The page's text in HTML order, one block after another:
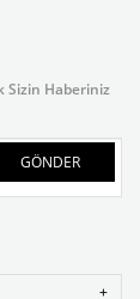
Sizin Haberiniz
GÖNDER